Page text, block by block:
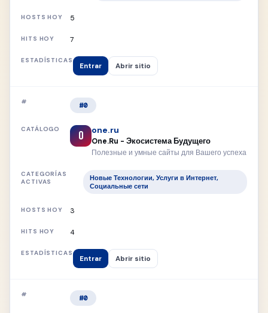
5
7
Entrar Abrir sitio
#0
O one.ru
One.Ru - Экосистема Будущего
Полезные и умные сайты для Вашего успеха
Новые Технологии, Услуги в Интернет,
Социальные сети
3
4
Entrar Abrir sitio
#0